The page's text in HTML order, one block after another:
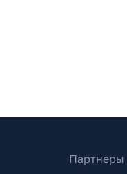
Партнеры